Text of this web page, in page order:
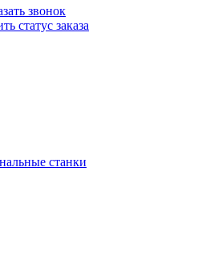
звонок
статус заказа
станки